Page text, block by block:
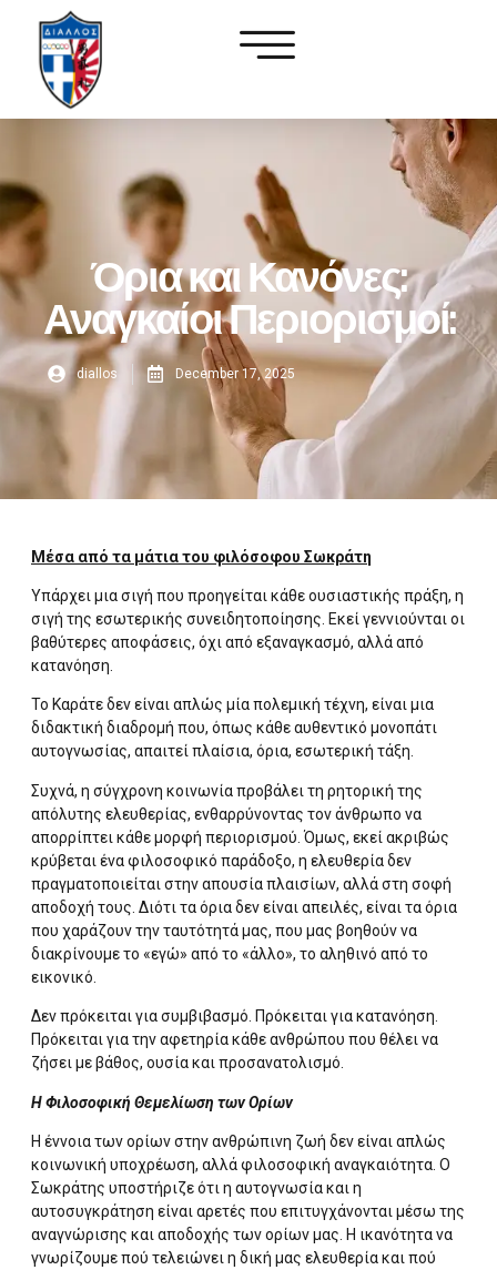
Όρια και Κανόνες:
Αναγκαίοι Περιορισμοί:
diallos December 17, 2025
Μέσα από τα μάτια του φιλόσοφου Σωκράτη
Υπάρχει μια σιγή που προηγείται κάθε ουσιαστικής πράξη, η
σιγή της εσωτερικής συνειδητοποίησης. Εκεί γεννιούνται οι
βαθύτερες αποφάσεις, όχι από εξαναγκασμό, αλλά από
κατανόηση.
Το Καράτε δεν είναι απλώς μία πολεμική τέχνη, είναι μια
διδακτική διαδρομή που, όπως κάθε αυθεντικό μονοπάτι
αυτογνωσίας, απαιτεί πλαίσια, όρια, εσωτερική τάξη.
Συχνά, η σύγχρονη κοινωνία προβάλει τη ρητορική της
απόλυτης ελευθερίας, ενθαρρύνοντας τον άνθρωπο να
απορρίπτει κάθε μορφή περιορισμού. Όμως, εκεί ακριβώς
κρύβεται ένα φιλοσοφικό παράδοξο, η ελευθερία δεν
πραγματοποιείται στην απουσία πλαισίων, αλλά στη σοφή
αποδοχή τους. Διότι τα όρια δεν είναι απειλές, είναι τα όρια
που χαράζουν την ταυτότητά μας, που μας βοηθούν να
διακρίνουμε το «εγώ» από το «άλλο», το αληθινό από το
εικονικό.
Δεν πρόκειται για συμβιβασμό. Πρόκειται για κατανόηση.
Πρόκειται για την αφετηρία κάθε ανθρώπου που θέλει να
ζήσει με βάθος, ουσία και προσανατολισμό.
Η Φιλοσοφική Θεμελίωση των Ορίων
Η έννοια των ορίων στην ανθρώπινη ζωή δεν είναι απλώς
κοινωνική υποχρέωση, αλλά φιλοσοφική αναγκαιότητα. Ο
Σωκράτης υποστήριζε ότι η αυτογνωσία και η
αυτοσυγκράτηση είναι αρετές που επιτυγχάνονται μέσω της
αναγνώρισης και αποδοχής των ορίων μας. Η ικανότητα να
γνωρίζουμε πού τελειώνει η δική μας ελευθερία και πού